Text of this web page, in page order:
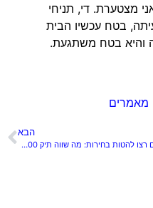
מצטערת. די, תניחי
בטח עכשיו הבית
והיא בטח משתגעת.
מאמרים
הבא
הם רצו להטות בחירות: מה שווה תיק 4000 בלי סעיף השוחד?